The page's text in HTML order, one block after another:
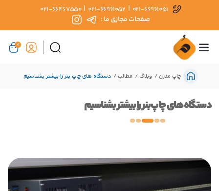
021-66961051
|
021-66961052
|
021-66467550
صفحات مجازی ما :
0
چاپ مدرن وبلاگ مطالب دستگاه های چاپ بنر را بیشتر بشناسیم
دستگاه های چاپ بنر را بیشتر بشناسیم